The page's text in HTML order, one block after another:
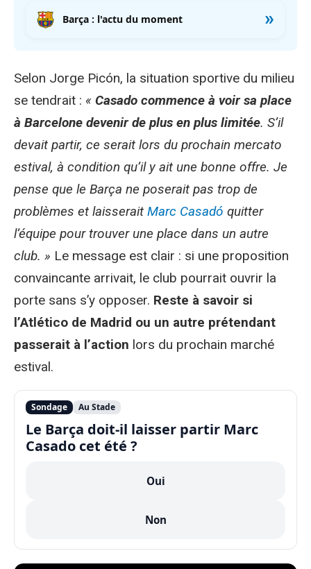
Barça : l'actu du moment »
Selon Jorge Picón, la situation sportive du milieu
se tendrait : « Casado commence à voir sa place
à Barcelone devenir de plus en plus limitée. S’il
devait partir, ce serait lors du prochain mercato
estival, à condition qu’il y ait une bonne offre. Je
pense que le Barça ne poserait pas trop de
problèmes et laisserait Marc Casadó quitter
l’équipe pour trouver une place dans un autre
club. » Le message est clair : si une proposition
convaincante arrivait, le club pourrait ouvrir la
porte sans s’y opposer. Reste à savoir si
l’Atlético de Madrid ou un autre prétendant
passerait à l’action lors du prochain marché
estival.
Sondage Au Stade
Le Barça doit-il laisser partir Marc
Casado cet été ?
Oui
Non